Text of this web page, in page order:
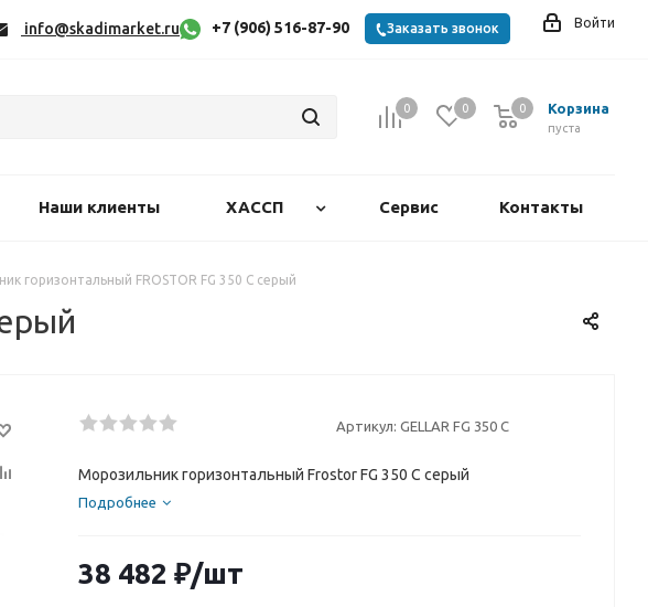
Войти
info@skadimarket.ru +7 (906) 516-87-90 Заказать звонок
0 0 Корзина
0
пуста
0
Наши клиенты ХАССП Сервис Контакты
горизонтальный FROSTOR FG 350 С серый
Артикул: GELLAR FG 350 C
Морозильник горизонтальный Frostor FG 350 С серый
Подробнее
38 482 ₽/шт